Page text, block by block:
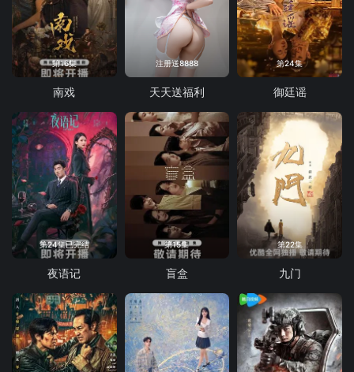
第16集
南戏
注册送8888
天天送福利
第24集
御廷谣
第24集已完结
夜语记
第15集
盲盒
第22集
九门